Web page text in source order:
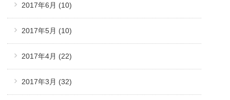
2017年6月 (10)
2017年5月 (10)
2017年4月 (22)
2017年3月 (32)